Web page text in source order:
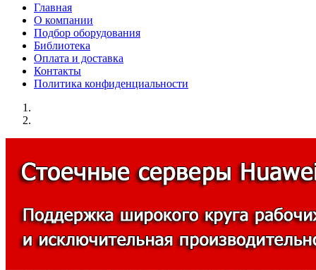
Главная
О компании
Подбор оборудования
Библиотека
Оплата и доставка
Контакты
Политика конфиденциальности